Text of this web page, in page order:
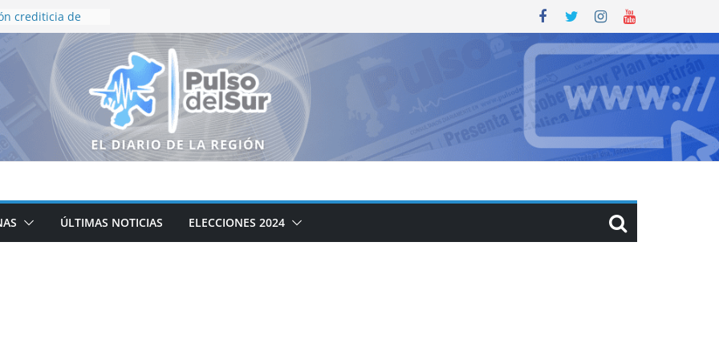
crediticia de
HR Ratings
en finanzas
de Zacatecas
Generalizada
de Zacatecas
integral de
institucional en
al
ÚLTIMAS NOTICIAS ELECCIONES 2024